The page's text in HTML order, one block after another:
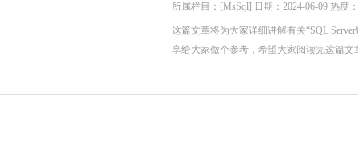
所属栏目：[MsSql] 日期：2024-06-09 热度
这篇文章将为大家详细讲解有关“SQL
享给大家做个参考，希望大家阅读完这篇文